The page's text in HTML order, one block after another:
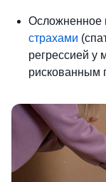
Осложненное
страхами
регрессией у
рискованным